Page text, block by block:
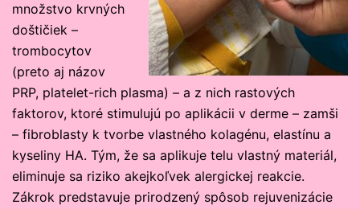
množstvo krvných
doštičiek –
trombocytov
(preto aj názov
PRP, platelet-rich plasma) – a z nich rastových
faktorov, ktoré stimulujú po aplikácii v derme – zamši
– fibroblasty k tvorbe vlastného kolagénu, elastínu a
kyseliny HA. Tým, že sa aplikuje telu vlastný materiál,
eliminuje sa riziko akejkoľvek alergickej reakcie.
Zákrok predstavuje prirodzený spôsob rejuvenizácie